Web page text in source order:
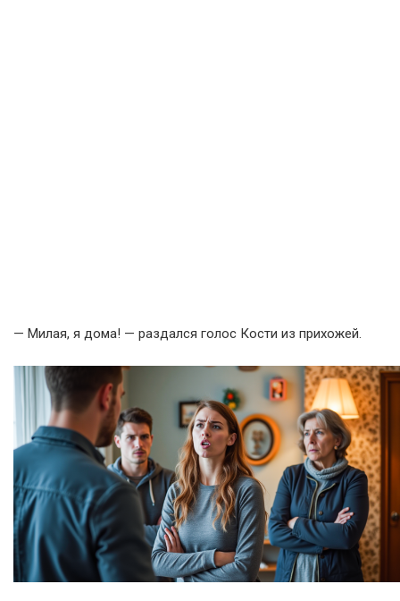
— Милая, я дома! — раздался голос Кости из прихожей.